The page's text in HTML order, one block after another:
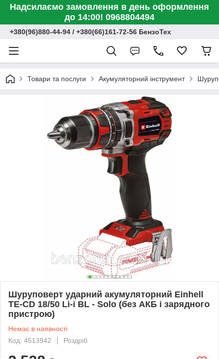
Надсилаємо замовлення в день оформлення
до 14:00! 0968804494
+380(96)880-44-94 / +380(66)161-72-56 БензоТех
Товари та послуги Акумуляторний інструмент
Шуруповерт ударний акумуляторний Einhell
TE-CD 18/50 Li-i BL - Solo (без АКБ і зарядного
пристрою)
Немає в наявності
Код: 4513942
Роздріб